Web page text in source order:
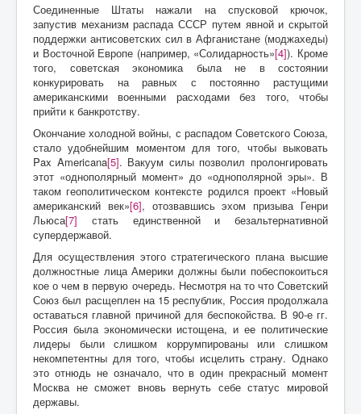
Соединенные Штаты нажали на спусковой крючок,
запустив механизм распада СССР путем явной и скрытой
поддержки антисоветских сил в Афганистане (моджахеды)
и Восточной Европе (например, «Солидарность»[4]). Кроме
того, советская экономика была не в состоянии
конкурировать на равных с постоянно растущими
американскими военными расходами без того, чтобы
прийти к банкротству.
Окончание холодной войны, с распадом Советского Союза,
стало удобнейшим моментом для того, чтобы выковать
Pax Americana[5]. Вакуум силы позволил пролонгировать
этот «однополярный момент» до «однополярной эры». В
таком геополитическом контексте родился проект «Новый
американский век»[6], отозвавшись эхом призыва Генри
Льюса[7] стать единственной и безальтернативной
супердержавой.
Для осуществления этого стратегического плана высшие
должностные лица Америки должны были побеспокоиться
кое о чем в первую очередь. Несмотря на то что Советский
Союз был расщеплен на 15 республик, Россия продолжала
оставаться главной причиной для беспокойства. В 90-е гг.
Россия была экономически истощена, и ее политические
лидеры были слишком коррумпированы или слишком
некомпетентны для того, чтобы исцелить страну. Однако
это отнюдь не означало, что в один прекрасный момент
Москва не сможет вновь вернуть себе статус мировой
державы.